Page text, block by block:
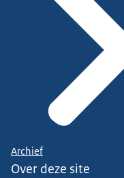
Archief
Over deze site